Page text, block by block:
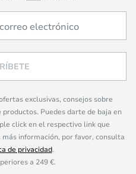
exclusivas, consejos sobre
Puedes darte de baja en
click en el respectivo link que
información, por favor, consulta
de privacidad.
a 249 €.